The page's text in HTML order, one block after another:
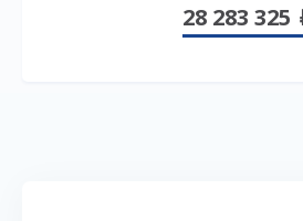
28 283 325